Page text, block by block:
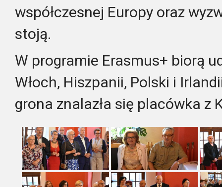
współczesnej Europy oraz
stoją.
W programie Erasmus+ biorą
Włoch, Hiszpanii, Polski i
grona znalazła się placówka z